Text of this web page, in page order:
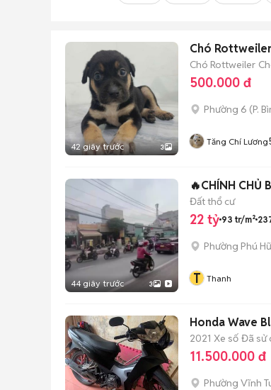
42 giây trước 3
Chó
Chó Rottweiler
500.000 đ
Phường 6 (P.
Tăng Chí Lương
44 giây trước 3
🔥CHÍNH CHỦ
Đất thổ cư
22 tỷ 93 tr/m²
Phường Phú
T Thanh
Honda Wave
2021 Xe số Đã sử
11.500.000 đ
Phường Vĩnh